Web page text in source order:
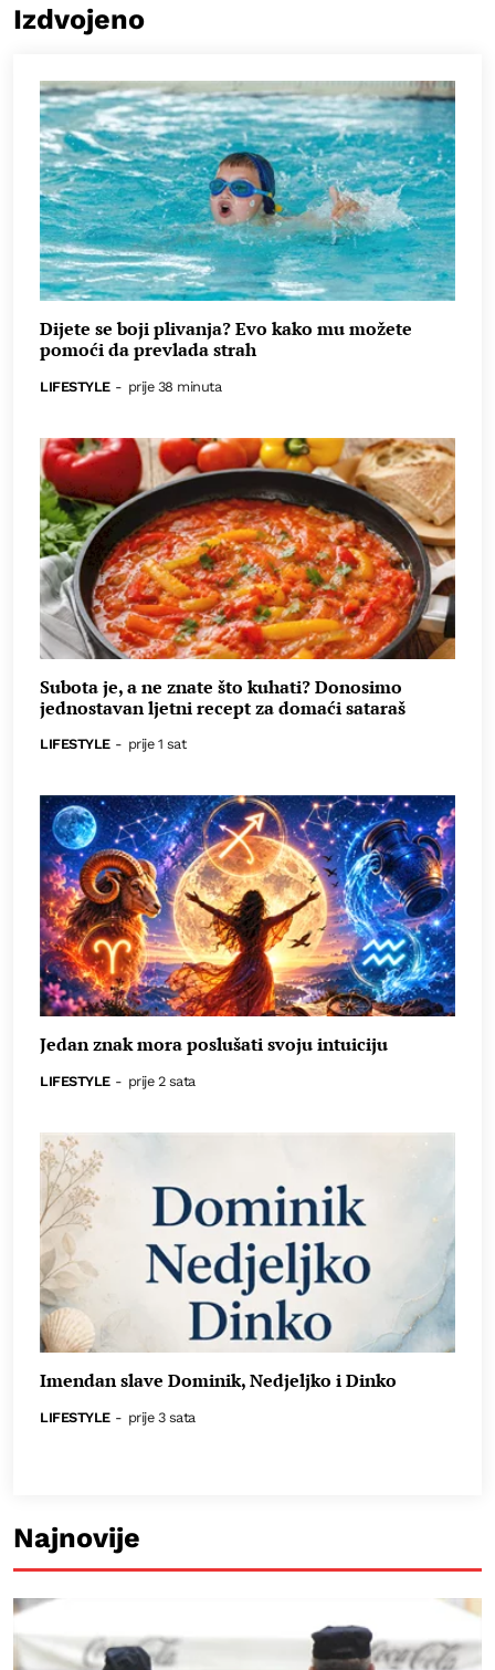
Izdvojeno
Dijete se boji plivanja? Evo kako mu možete
pomoći da prevlada strah
LIFESTYLE - prije 38 minuta
Subota je, a ne znate što kuhati? Donosimo
jednostavan ljetni recept za domaći sataraš
LIFESTYLE - prije 1 sat
Jedan znak mora poslušati svoju intuiciju
LIFESTYLE - prije 2 sata
Imendan slave Dominik, Nedjeljko i Dinko
LIFESTYLE - prije 3 sata
Najnovije